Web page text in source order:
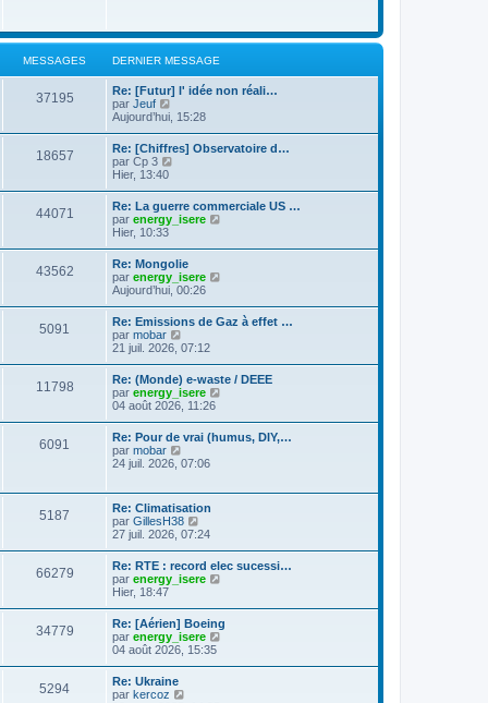
a
g
e
m
s
s
a
e
r
n
i
e
r
m
s
s
a
l
e
e
r
r
m
s
a
l
e
r
l
d
e
r
n
r
m
e
s
a
g
e
MESSAGES DERNIER MESSAGE
37195
Re: [Futur] l' idée non réali…
par Jeuf
o
u
l
e
r
l
d
e
r
n
i
e
r
m
e
s
s
a
g
Aujourd’hui, 15:28
18657
Re: [Chiffres] Observatoire d…
par Cp 3
u
l
e
r
e
d
e
r
n
i
e
r
m
e
s
s
a
g
e
Hier, 13:40
44071
Re: La guerre commerciale US …
par energy_isere
e
r
d
e
r
e
r
s
Hier, 10:33
43562
Re: Mongolie
par energy_isere
s
u
e
r
d
e
r
r
s
a
Aujourd’hui, 00:26
5091
Re: Emissions de Gaz à effet …
par mobar
o
u
l
t
e
r
e
e
r
n
i
e
r
m
e
s
a
g
e
21 juil. 2026, 07:12
11798
Re: (Monde) e-waste / DEEE
par energy_isere
u
r
e
r
n
r
m
s
04 août 2026, 11:26
6091
Re: Pour de vrai (humus, DIY,…
par mobar
o
l
t
e
r
l
e
e
r
n
i
e
r
e
24 juil. 2026, 07:06
5187
Re: Climatisation
par GillesH38
o
s
u
l
e
r
l
e
d
27 juil. 2026, 07:24
66279
Re: RTE : record elec sucessi…
par energy_isere
u
e
Hier, 18:47
34779
Re: [Aérien] Boeing
par energy_isere
04 août 2026, 15:35
5294
Re: Ukraine
par kercoz